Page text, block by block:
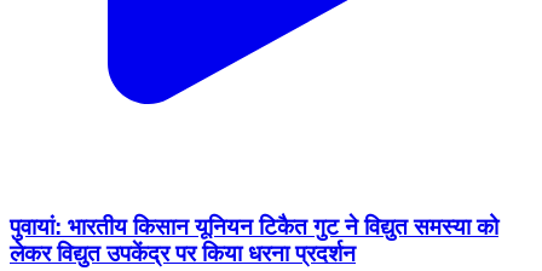
पुवायां: भारतीय किसान यूनियन टिकैत गुट ने विद्युत समस्या को
लेकर विद्युत उपकेंद्र पर किया धरना प्रदर्शन